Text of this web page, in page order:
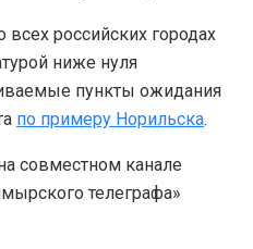
российских городах
ниже нуля
пункты ожидания
по примеру Норильска.
совместном канале
телеграфа»